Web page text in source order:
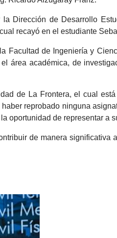
Dirección de Desarrollo
recayó en el estudiante
Facultad de Ingeniería y
área académica, de
de La Frontera, el cual
reprobado ninguna
oportunidad de representar a
de manera